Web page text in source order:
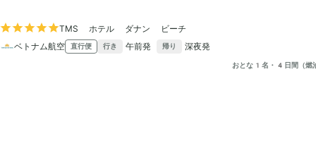
TMS ホテル ダナン ビーチ
ベトナム航空
直行便 行き 午前発 帰り 深夜発
おとな1名・4日間（燃